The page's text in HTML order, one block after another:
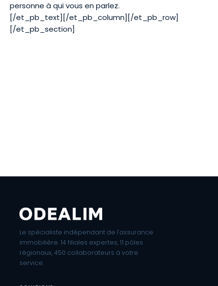
personne à qui vous en parlez.
[/et_pb_text][/et_pb_column][/et_pb_row]
[/et_pb_section]
Le spécialiste indépendant de l'assurance
immobilière. 14 filiales expertes, 11 pôles
régionaux, 450 collaborateurs à votre
service.